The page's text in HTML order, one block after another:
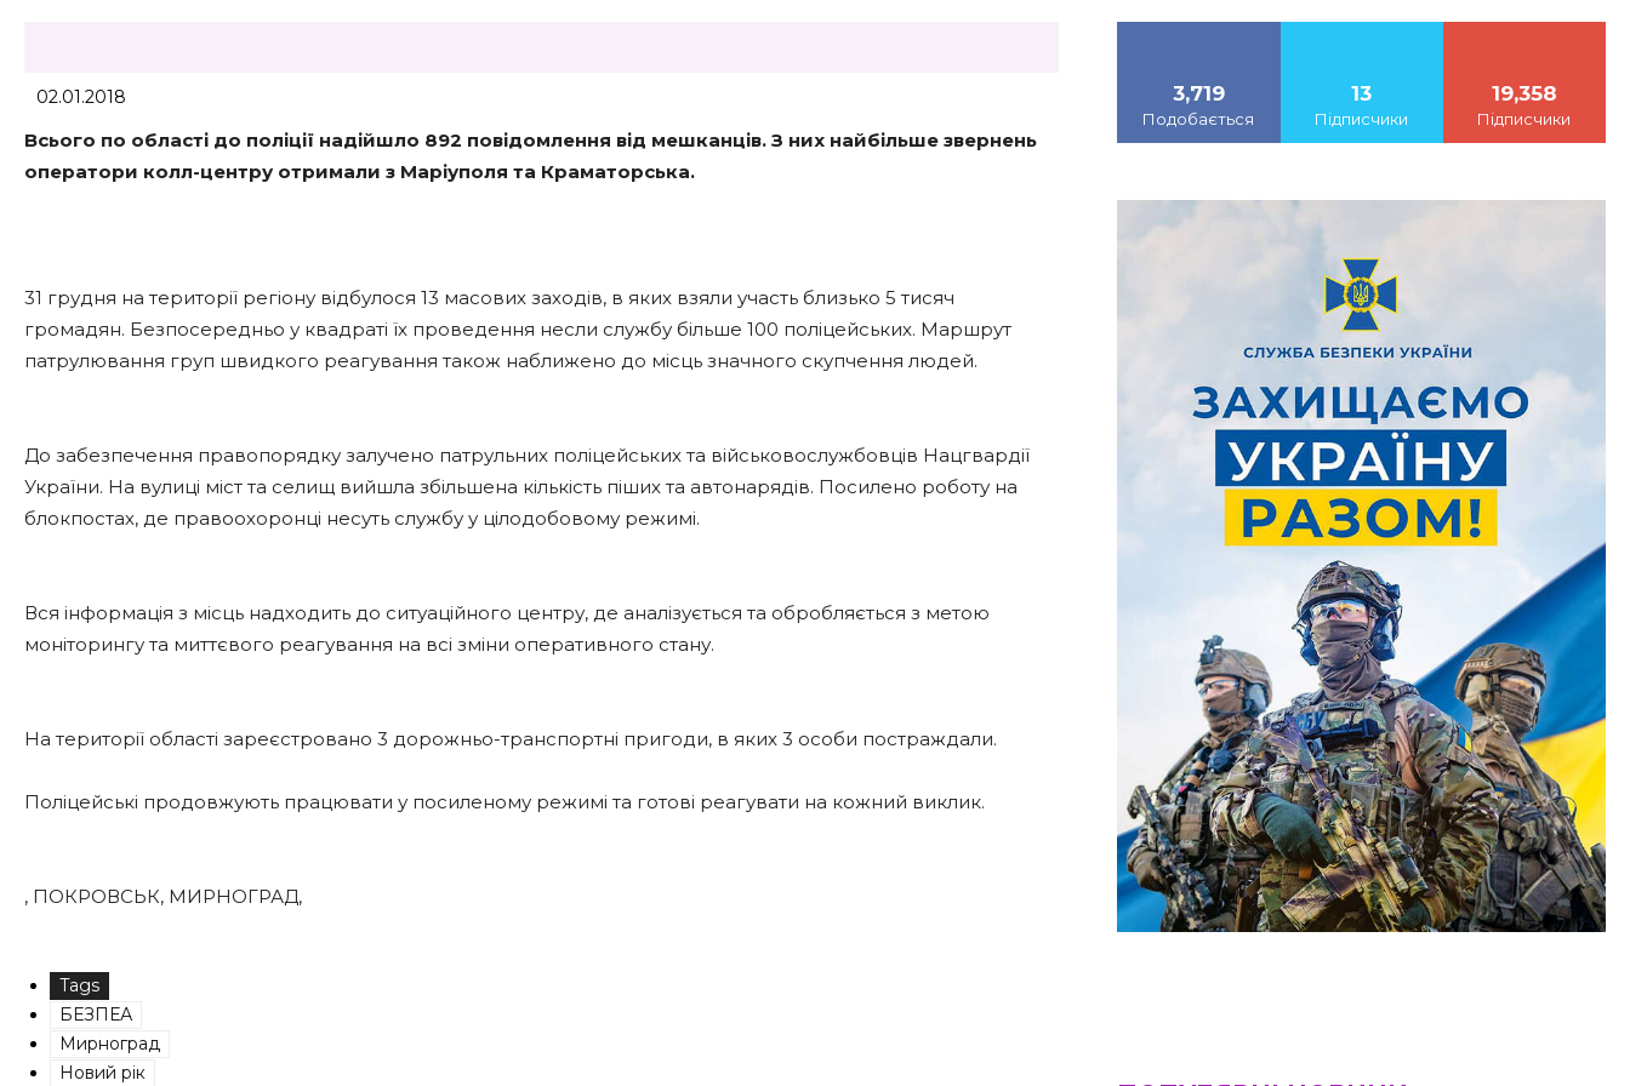
02.01.2018
Всього по області до поліції надійшло 892 повідомлення від мешканців. З них найбільше звернень
оператори колл-центру отримали з Маріуполя та Краматорська.
31 грудня на території регіону відбулося 13 масових заходів, в яких взяли участь близько 5 тисяч
громадян. Безпосередньо у квадраті їх проведення несли службу більше 100 поліцейських. Маршрут
патрулювання груп швидкого реагування також наближено до місць значного скупчення людей.
До забезпечення правопорядку залучено патрульних поліцейських та військовослужбовців Нацгвардії
України. На вулиці міст та селищ вийшла збільшена кількість піших та автонарядів. Посилено роботу на
блокпостах, де правоохоронці несуть службу у цілодобовому режимі.
Вся інформація з місць надходить до ситуаційного центру, де аналізується та обробляється з метою
моніторингу та миттєвого реагування на всі зміни оперативного стану.
На території області зареєстровано 3 дорожньо-транспортні пригоди, в яких 3 особи постраждали.
Поліцейські продовжують працювати у посиленому режимі та готові реагувати на кожний виклик.
, ПОКРОВСЬК, МИРНОГРАД,
Tags
БЕЗПЕА
Мирноград
Новий рік
3,719
Подобається
13
Підписчики
19,358
Підписчики